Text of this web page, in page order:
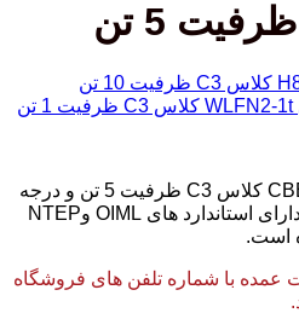
لودسل بونگشین مدل CBES-500 کلاس C3 ظرفیت 5 تن و درجه
حفاظت IP68 است. این مدل دارای استاندارد های OIML وNTEP
است.
با شماره تلفن های فروشگاه